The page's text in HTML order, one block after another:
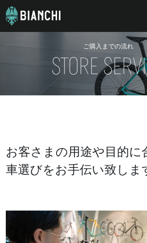
ご購入までの流れ
STORE
お客さまの用途や目的に
車選びをお手伝い致しま